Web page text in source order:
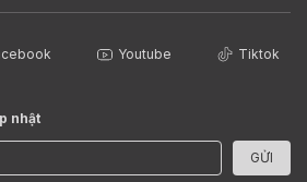
Youtube Tiktok
nhật
GỬI